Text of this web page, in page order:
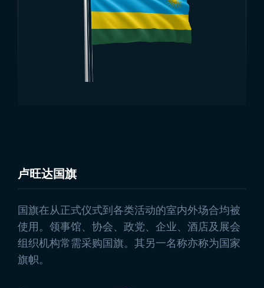
面料类型与印花:-
卢旺达国旗
国旗在从正式仪式到各类活动的室内外场合均被
使用。领事馆、协会、政党、企业、酒店及展会
组织机构常需采购国旗。其另一名称亦称为国家
旗帜。